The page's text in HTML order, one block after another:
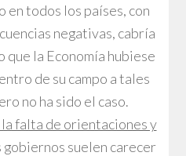
en todos los países, con
negativas, cabría
que la Economía hubiese
de su campo a tales
no ha sido el caso.
falta de orientaciones y
gobiernos suelen carecer